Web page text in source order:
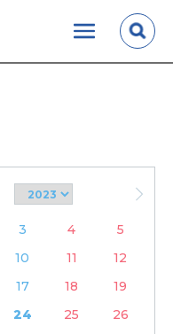
3 4
5
10 11
12
17 18
19
24 25
26